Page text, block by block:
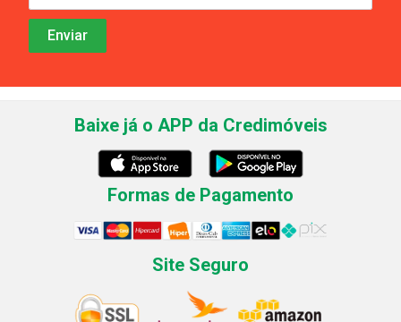
Baixe já o APP da Credimóveis
Formas de Pagamento
Site Seguro